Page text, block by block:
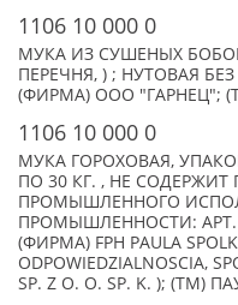
1106 10 000 0
МУКА ИЗ СУШЕНЫХ
ПЕРЕЧНЯ, ) ; НУТОВАЯ
(ФИРМА) ООО "ГАРНЕЦ";
1106 10 000 0
МУКА ГОРОХОВАЯ,
ПО 30 КГ. , НЕ
ПРОМЫШЛЕННОГО
ПРОМЫШЛЕННОСТИ: АРТ.
(ФИРМА) FPH PAULA
ODPOWIEDZIALNOSCIA,
SP. Z O. O. SP. K. ); (TM)